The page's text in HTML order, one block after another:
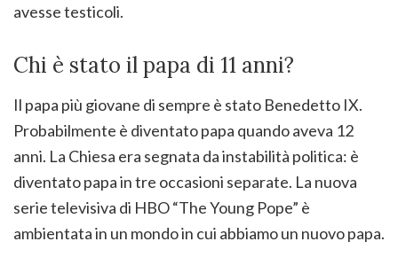
avesse testicoli.
Chi è stato il papa di 11 anni?
Il papa più giovane di sempre è stato Benedetto IX.
Probabilmente è diventato papa quando aveva 12
anni. La Chiesa era segnata da instabilità politica: è
diventato papa in tre occasioni separate. La nuova
serie televisiva di HBO “The Young Pope” è
ambientata in un mondo in cui abbiamo un nuovo papa.